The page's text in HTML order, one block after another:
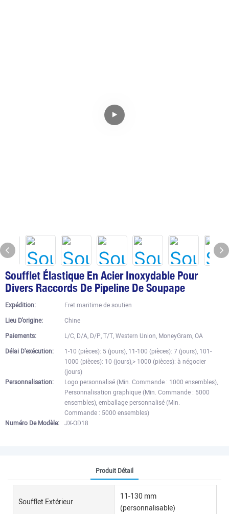
Soufflet Élastique En Acier Inoxydable Pour
Divers Raccords De Pipeline De Soupape
Expédition:
Fret maritime de soutien
Lieu D'origine:
Chine
Paiements:
L/C, D/A, D/P, T/T, Western Union, MoneyGram, OA
Délai D'exécution:
1-10 (pièces): 5 (jours), 11-100 (pièces): 7 (jours), 101-
1000 (pièces): 10 (jours),> 1000 (pièces): à négocier
(jours)
Personnalisation:
Logo personnalisé (Min. Commande : 1000 ensembles),
Personnalisation graphique (Min. Commande : 5000
ensembles), emballage personnalisé (Min.
Commande : 5000 ensembles)
Numéro De Modèle: JX-OD18
Produit Détail
Soufflet Extérieur
11-130 mm
(personnalisable)